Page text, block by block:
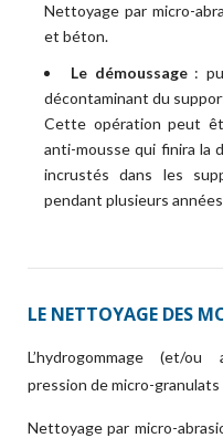
Nettoyage par micro-
et béton.
Le démoussage:
décontaminant du
Cette opération peut
anti-mousse qui finira la
incrustés dans les
pendant plusieurs
LE NETTOYAGE DES
L’hydrogommage (et/ou
pression de micro-granulats
Nettoyage par micro-